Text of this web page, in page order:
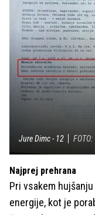
Jure Dimc - 12
Najprej prehrana
Pri vsakem
energije, kot je